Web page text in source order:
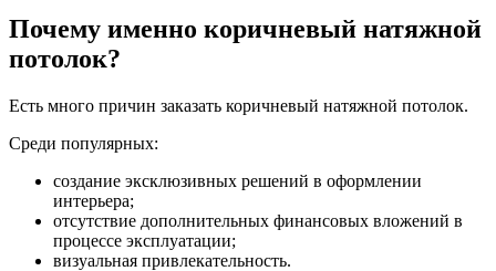
Почему именно коричневый натяжной
потолок?
Есть много причин заказать коричневый натяжной потолок.
Среди популярных:
создание эксклюзивных решений в оформлении
интерьера;
отсутствие дополнительных финансовых вложений в
процессе эксплуатации;
визуальная привлекательность.